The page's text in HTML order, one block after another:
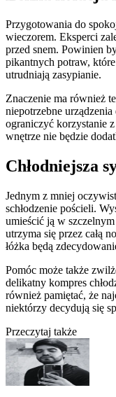
Przygotowania do
wieczorem. Eksperci
przed snem. Powinien
pikantnych potraw,
utrudniają zasypianie.
Znaczenie ma również
niepotrzebne
ograniczyć korzystanie
wnętrze nie będzie
Chłodniejsza
Jednym z mniej
schłodzenie pościeli.
umieścić ją w
utrzyma się przez całą
łóżka będą
Pomóc może także
delikatny kompres
również pamiętać, że
niektórzy decydują się
Przeczytaj także